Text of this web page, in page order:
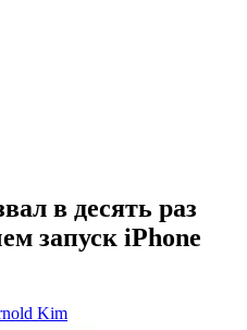
в десять раз
запуск iPhone
Kim